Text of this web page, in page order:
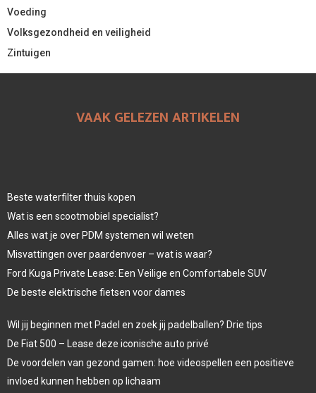
Voeding
Volksgezondheid en veiligheid
Zintuigen
VAAK GELEZEN ARTIKELEN
Beste waterfilter thuis kopen
Wat is een scootmobiel specialist?
Alles wat je over PDM systemen wil weten
Misvattingen over paardenvoer – wat is waar?
Ford Kuga Private Lease: Een Veilige en Comfortabele SUV
De beste elektrische fietsen voor dames
Wil jij beginnen met Padel en zoek jij padelballen? Drie tips
De Fiat 500 – Lease deze iconische auto privé
De voordelen van gezond gamen: hoe videospellen een positieve
invloed kunnen hebben op lichaam